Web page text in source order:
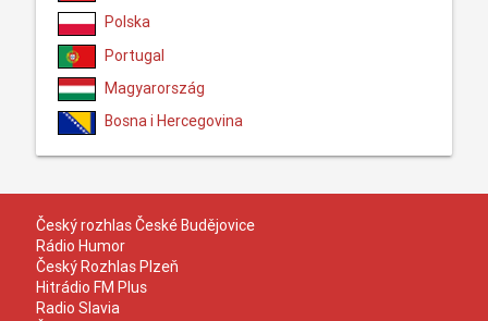
Polska
Portugal
Magyarország
Bosna i Hercegovina
Český rozhlas České Budějovice
Rádio Humor
Český Rozhlas Plzeň
Hitrádio FM Plus
Radio Slavia